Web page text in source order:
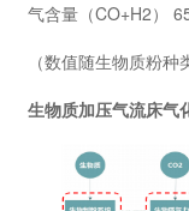
气含量（CO+H2）
（数值随生物质粉种
生物质加压气流床气